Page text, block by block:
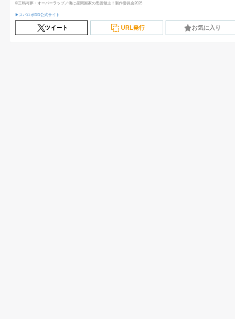
©三嶋与夢・オーバーラップ／俺は星間国家の悪徳領主！製作委員会2025
▶スパロボDD公式サイト
ツイート URL発行 お気に入り